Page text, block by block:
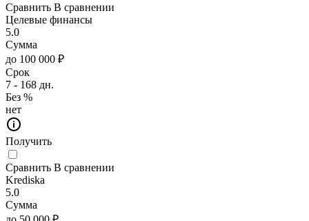
Сравнить В сравнении
Целевые финансы
5.0
Сумма
до 100 000 ₽
Срок
7 - 168 дн.
Без %
нет
Получить
Сравнить В сравнении
Krediska
5.0
Сумма